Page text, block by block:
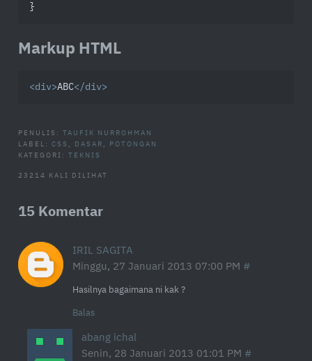
}
Markup HTML
<div>ABC</div>
PENULIS: TAUFIK NURROHMAN
LABEL: CSS DASAR
POTONGAN
KATEGORI: TEKNIS
23214 KALI DILIHAT
15 Komentar
IRIL SAGITA
Minggu, 27 Januari 2013 07:00 PM
Hasilnya bagaimana ni kak ?
Balas
abang ichal
Senin, 28 Januari 2013 01:01 PM